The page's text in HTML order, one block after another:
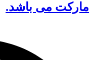
مارکت می باشد.